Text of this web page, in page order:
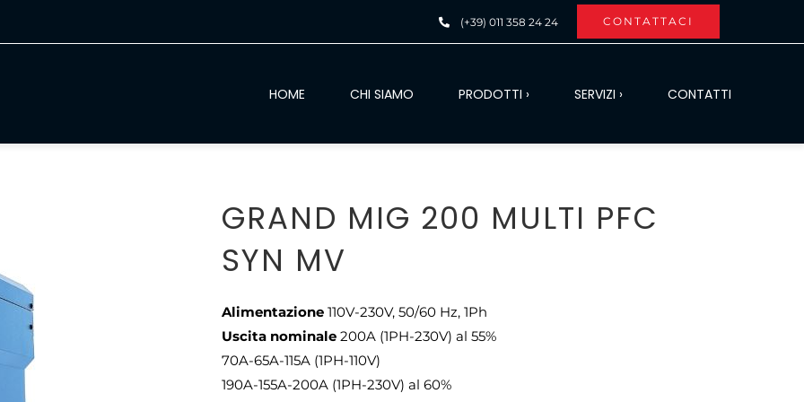
(+39) 011 358 24 24 CONTATTACI
HOME CHI SIAMO PRODOTTI › SERVIZI › CONTATTI
GRAND MIG 200 MULTI PFC
SYN MV
Alimentazione 110V-230V, 50/60 Hz, 1Ph
Uscita nominale 200A (1PH-230V) al 55%
70A-65A-115A (1PH-110V)
190A-155A-200A (1PH-230V) al 60%